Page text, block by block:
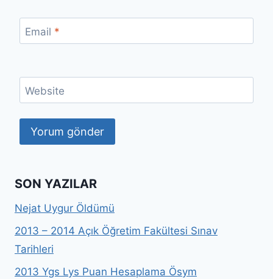
Email *
Website
SON YAZILAR
Nejat Uygur Öldümü
2013 – 2014 Açık Öğretim Fakültesi Sınav
Tarihleri
2013 Ygs Lys Puan Hesaplama Ösym